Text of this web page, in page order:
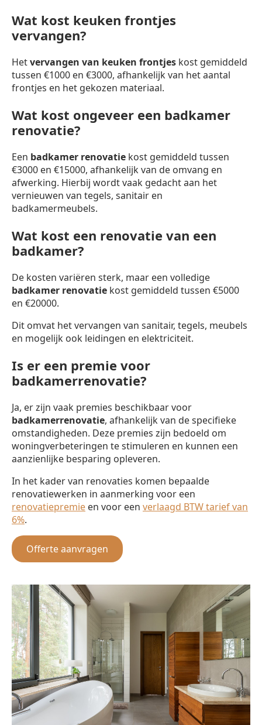
Wat kost keuken frontjes
vervangen?
Hetvervangen van keuken frontjes kost gemiddeld
tussen €1000 en €3000, afhankelijk van het aantal
frontjes en het gekozen materiaal.
Wat kost ongeveer een badkamer
renovatie?
Een badkamer renovatie kost gemiddeld tussen
€3000 en €15000, afhankelijk van de omvang en
afwerking. Hierbij wordt vaak gedacht aan het
vernieuwen van tegels, sanitair en
badkamermeubels.
Wat kost een renovatie van een
badkamer?
De kosten variëren sterk, maar een volledige
badkamer renovatie kost gemiddeld tussen €5000
en €20000.
Dit omvat het vervangen van sanitair, tegels, meubels
en mogelijk ook leidingen en elektriciteit.
Is er een premie voor
badkamerrenovatie?
Ja, er zijn vaak premies beschikbaar voor
badkamerrenovatie, afhankelijk van de specifieke
omstandigheden. Deze premies zijn bedoeld om
woningverbeteringen te stimuleren en kunnen een
aanzienlijke besparing opleveren.
In het kader van renovaties komen bepaalde
renovatiewerken in aanmerking voor een
renovatiepremie en voor een verlaagd BTW tarief van
6%.
Offerte aanvragen